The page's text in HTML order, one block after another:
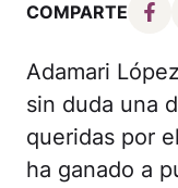
COMPARTE
Adamari
sin duda una
queridas por
ha ganado a